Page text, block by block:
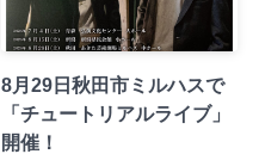
8月29日秋田市ミルハスで
「チュートリアルライブ」
開催！